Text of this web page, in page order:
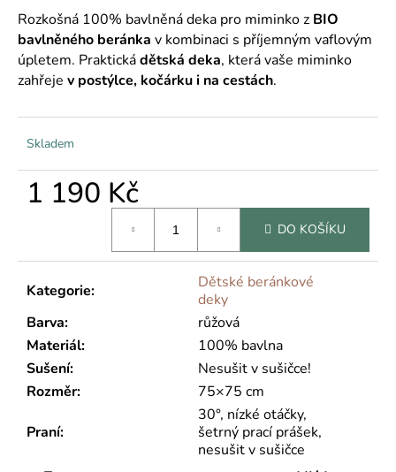
hvězdiček.
Rozkošná 100% bavlněná deka pro miminko z BIO
bavlněného beránka v kombinaci s příjemným vaflovým
úpletem. Praktickádětská deka, která vaše miminko
zahřeje v postýlce, kočárku i na cestách.
Skladem
1 190 Kč
DO KOŠÍKU
Kategorie:
Dětské beránkové
deky
Barva:
růžová
Materiál:
100% bavlna
Sušení:
Nesušit v sušičce!
Rozměr: 75×75 cm
Praní:
30°, nízké otáčky,
šetrný prací prášek,
nesušit v sušičce
p
o
r
u
u
m